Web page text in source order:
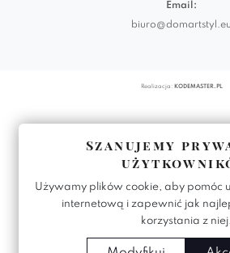
Email:
biuro@domartstyl.eu
Realizacja: KODEMASTER.PL
Szanujemy
Używamy plików cookie, aby pomóc
internetową i zapewnić jak
korzystania z niej.